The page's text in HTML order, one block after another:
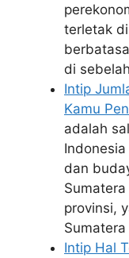
terletak
di
Intip
Kamu
adalah
dan
provinsi,
Intip Hal